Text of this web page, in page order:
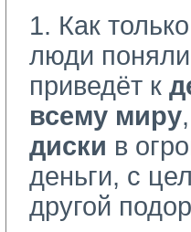
1. Как
люди
приведёт к
всему миру
диски в
деньги, с
другой